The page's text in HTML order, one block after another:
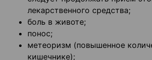
лекарственного средства;
боль в животе;
понос;
метеоризм (повышенное
кишечнике);